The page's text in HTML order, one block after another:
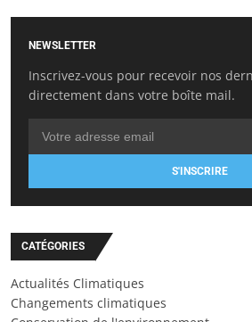
NEWSLETTER
Inscrivez-vous pour recevoir nos
directement dans votre boîte mail.
S'INSCRIRE
CATÉGORIES
Actualités Climatiques
Changements climatiques